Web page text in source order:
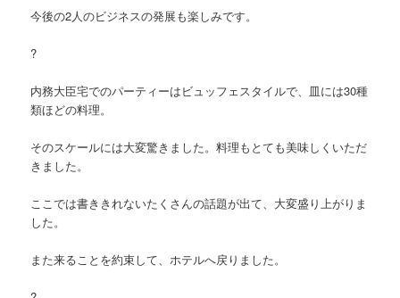
今後の2人のビジネスの発展も楽しみです。
?
内務大臣宅でのパーティーはビュッフェスタイルで、皿には30種
類ほどの料理。
そのスケールには大変驚きました。料理もとても美味しくいただ
きました。
ここでは書ききれないたくさんの話題が出て、大変盛り上がりま
した。
また来ることを約束して、ホテルへ戻りました。